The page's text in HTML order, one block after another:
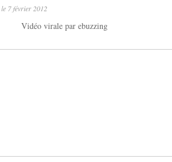
le 7 février 2012
Vidéo virale par ebuzzing